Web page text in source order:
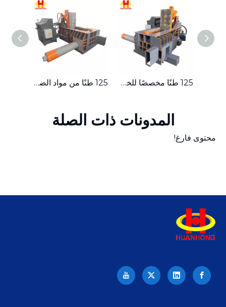
125 طنًا من مواد الضغط الصغيرة، مكبس بالات الخردة المعدنية الهيدروليكي 125 طنًا مخصصًا للخردة المعدنية الهيدروليكية الصغيرة ذات الدفع الجانبي
المدونات ذات الصلة
محتوى فارغ!